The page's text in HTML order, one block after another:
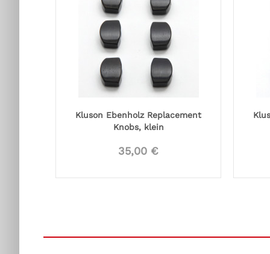
Kluson Ebenholz Replacement
Knobs, klein
35,00 €